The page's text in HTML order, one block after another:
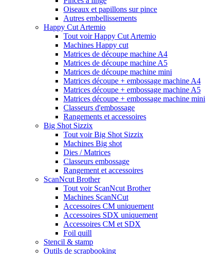
Oiseaux et papillons sur pince
Autres embellissements
Happy Cut Artemio
Tout voir Happy Cut Artemio
Machines Happy cut
Matrices de découpe machine A4
Matrices de découpe machine A5
Matrices de découpe machine mini
Matrices découpe + embossage machine A4
Matrices découpe + embossage machine A5
Matrices découpe + embossage machine mini
Classeurs d'embossage
Rangements et accessoires
Big Shot Sizzix
Tout voir Big Shot Sizzix
Machines Big shot
Dies / Matrices
Classeurs embossage
Rangement et accessoires
ScanNcut Brother
Tout voir ScanNcut Brother
Machines ScanNCut
Accessoires CM uniquement
Accessoires SDX uniquement
Accessoires CM et SDX
Foil quill
Stencil & stamp
Outils de scrapbooking